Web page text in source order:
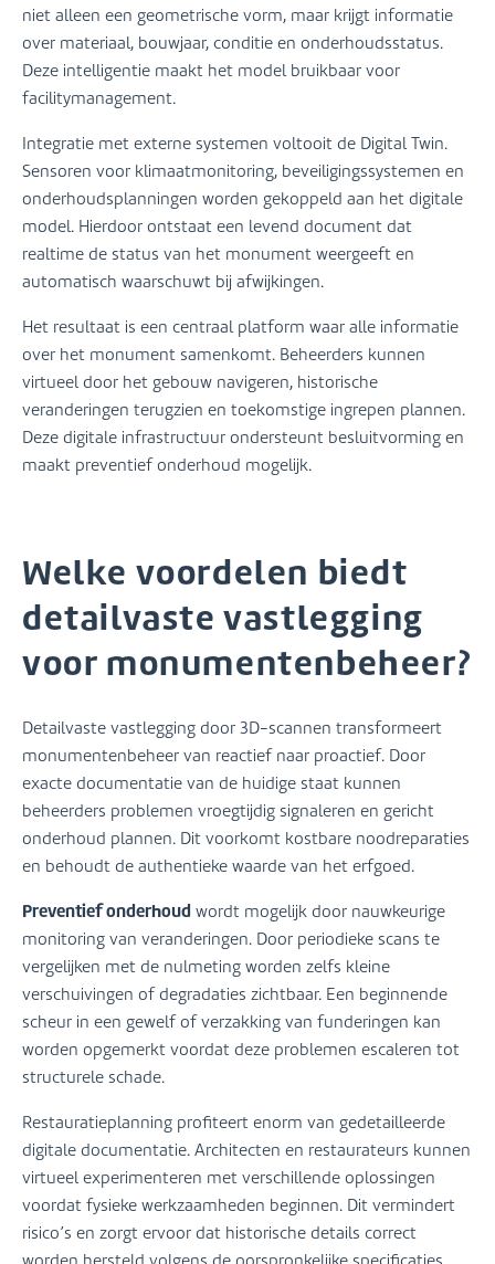
niet alleen een geometrische vorm, maar krijgt informatie
over materiaal, bouwjaar, conditie en onderhoudsstatus.
Deze intelligentie maakt het model bruikbaar voor
facilitymanagement.
Integratie met externe systemen voltooit de Digital Twin.
Sensoren voor klimaatmonitoring, beveiligingssystemen en
onderhoudsplanningen worden gekoppeld aan het digitale
model. Hierdoor ontstaat een levend document dat
realtime de status van het monument weergeeft en
automatisch waarschuwt bij afwijkingen.
Het resultaat is een centraal platform waar alle informatie
over het monument samenkomt. Beheerders kunnen
virtueel door het gebouw navigeren, historische
veranderingen terugzien en toekomstige ingrepen plannen.
Deze digitale infrastructuur ondersteunt besluitvorming en
maakt preventief onderhoud mogelijk.
Welke voordelen biedt
detailvaste vastlegging
voor monumentenbeheer?
Detailvaste vastlegging door 3D-scannen transformeert
monumentenbeheer van reactief naar proactief. Door
exacte documentatie van de huidige staat kunnen
beheerders problemen vroegtijdig signaleren en gericht
onderhoud plannen. Dit voorkomt kostbare noodreparaties
en behoudt de authentieke waarde van het erfgoed.
Preventief onderhoud wordt mogelijk door nauwkeurige
monitoring van veranderingen. Door periodieke scans te
vergelijken met de nulmeting worden zelfs kleine
verschuivingen of degradaties zichtbaar. Een beginnende
scheur in een gewelf of verzakking van funderingen kan
worden opgemerkt voordat deze problemen escaleren tot
structurele schade.
Restauratieplanning profiteert enorm van gedetailleerde
digitale documentatie. Architecten en restaurateurs kunnen
virtueel experimenteren met verschillende oplossingen
voordat fysieke werkzaamheden beginnen. Dit vermindert
risico’s en zorgt ervoor dat historische details correct